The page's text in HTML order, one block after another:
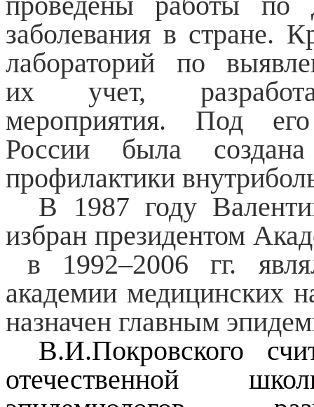
заболевания в стране.
лабораторий по
их учет,
мероприятия. Под
России была
профилактики
В 1987 году
избран президентом
в 1992–2006 гг.
академии
назначен главным
В.И.Покровского
отечественной